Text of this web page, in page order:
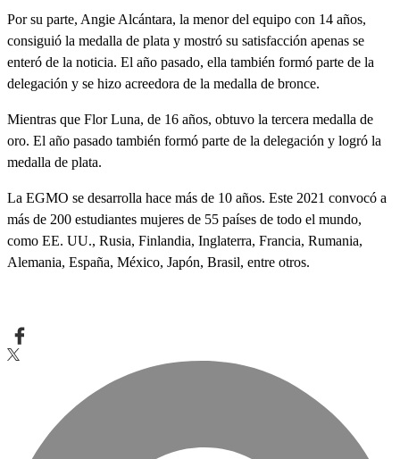
Por su parte, Angie Alcántara, la menor del equipo con 14 años,
consiguió la medalla de plata y mostró su satisfacción apenas se
enteró de la noticia. El año pasado, ella también formó parte de la
delegación y se hizo acreedora de la medalla de bronce.
Mientras que Flor Luna, de 16 años, obtuvo la tercera medalla de
oro. El año pasado también formó parte de la delegación y logró la
medalla de plata.
La EGMO se desarrolla hace más de 10 años. Este 2021 convocó a
más de 200 estudiantes mujeres de 55 países de todo el mundo,
como EE. UU., Rusia, Finlandia, Inglaterra, Francia, Rumania,
Alemania, España, México, Japón, Brasil, entre otros.